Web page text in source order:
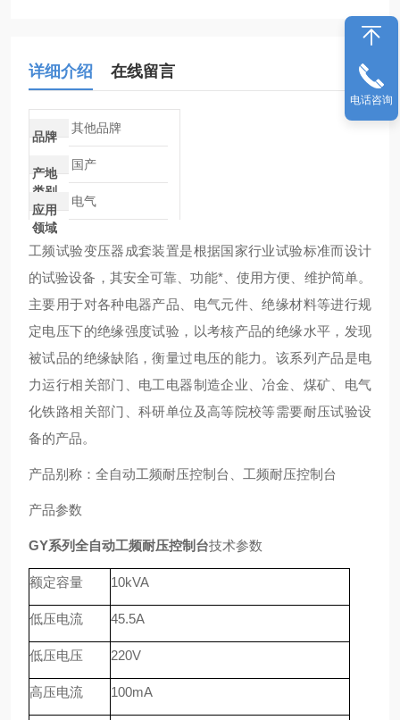
详细介绍 在线留言
品牌
其他品牌
产地
类别
国产
应用
领域
电气
工频试验变压器成套装置是根据国家行业试验标准而设计
的试验设备，其安全可靠、功能*、使用方便、维护简单。
主要用于对各种电器产品、电气元件、绝缘材料等进行规
定电压下的绝缘强度试验，以考核产品的绝缘水平，发现
被试品的绝缘缺陷，衡量过电压的能力。该系列产品是电
力运行相关部门、电工电器制造企业、冶金、煤矿、电气
化铁路相关部门、科研单位及高等院校等需要耐压试验设
备的产品。
产品别称：全自动工频耐压控制台、工频耐压控制台
产品参数
GY系列全自动工频耐压控制台技术参数
额定容量 10kVA
低压电流 45.5A
低压电压 220V
高压电流 100mA
电话咨询